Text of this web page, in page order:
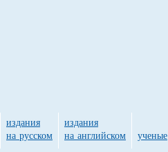
издания
на русском
издания
на английском
ученые